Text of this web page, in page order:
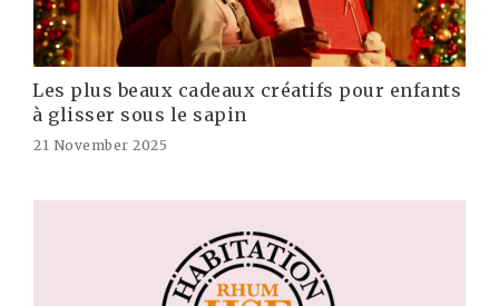
Les plus beaux cadeaux créatifs pour enfants
à glisser sous le sapin
21 November 2025